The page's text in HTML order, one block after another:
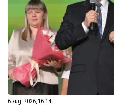
6 aug. 2026, 16:14